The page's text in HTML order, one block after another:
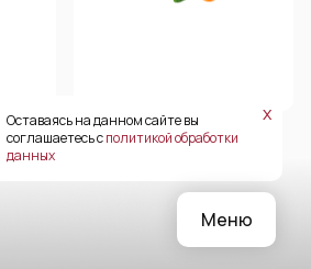
Облепиховая косточка
Меню
Оставаясь на данном сайте вы
соглашаетесь сполитикой обработки
данных
х